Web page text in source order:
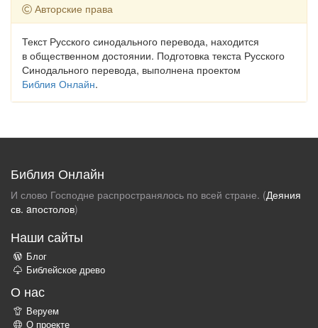
Авторские права
Текст Русского синодального перевода, находится
в общественном достоянии. Подготовка текста Русского
Синодального перевода, выполнена проектом
Библия Онлайн.
Библия Онлайн
И слово Господне распространялось по всей стране. (Деяния
св. aпостолов)
Наши сайты
Блог
Библейское древо
О нас
Веруем
О проекте